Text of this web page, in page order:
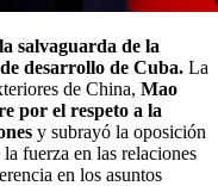
salvaguarda de la
desarrollo de Cuba. La
de China, Mao
por el respeto a la
y subrayó la oposición
fuerza en las relaciones
en los asuntos